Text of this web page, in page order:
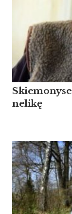
nelikę